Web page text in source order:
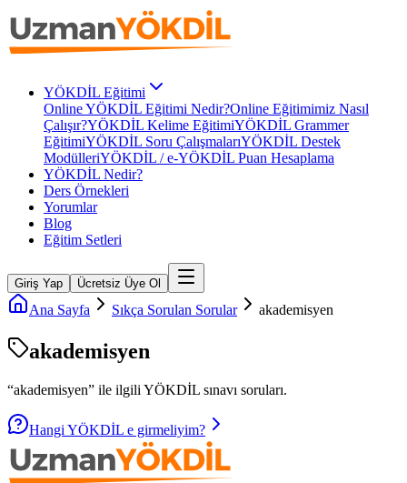
YÖKDİL Eğitimi
Online YÖKDİL Eğitimi Nedir?Online Eğitimimiz Nasıl
Çalışır?YÖKDİL Kelime EğitimiYÖKDİL Grammer
EğitimiYÖKDİL Soru ÇalışmalarıYÖKDİL Destek
ModülleriYÖKDİL / e-YÖKDİL Puan Hesaplama
YÖKDİL Nedir?
Ders Örnekleri
Yorumlar
Blog
Eğitim Setleri
Giriş Yap Ücretsiz Üye Ol
Ana Sayfa Sıkça Sorulan Sorular akademisyen
akademisyen
“akademisyen” ile ilgili YÖKDİL sınavı soruları.
Hangi YÖKDİL e girmeliyim?